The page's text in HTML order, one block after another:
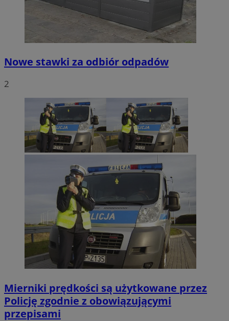
Nowe stawki za odbiór odpadów
2
Mierniki prędkości są użytkowane przez
Policję zgodnie z obowiązującymi
przepisami